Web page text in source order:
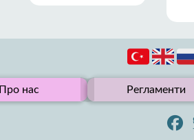
Про нас Регламенти